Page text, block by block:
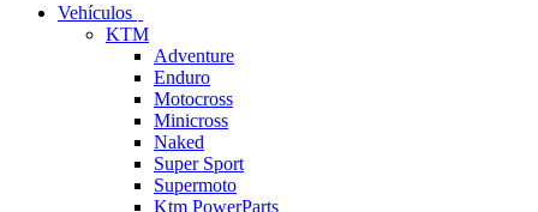
Vehículos
KTM
Adventure
Enduro
Motocross
Minicross
Naked
Super Sport
Supermoto
Ktm PowerParts